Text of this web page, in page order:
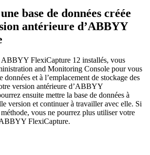
base de données créée
antérieure d’ABBYY
ABBYY FlexiCapture 12 installés, vous
and Monitoring Console pour vous
données et à l’emplacement de stockage des
version antérieure d’ABBYY
ensuite mettre la base de données à
version et continuer à travailler avec elle. Si
vous ne pourrez plus utiliser votre
FlexiCapture.